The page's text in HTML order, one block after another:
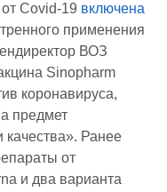
Covid-19 включена
применения
ВОЗ
Sinopharm
коронавируса,
предмет
качества». Ранее
от
и два варианта